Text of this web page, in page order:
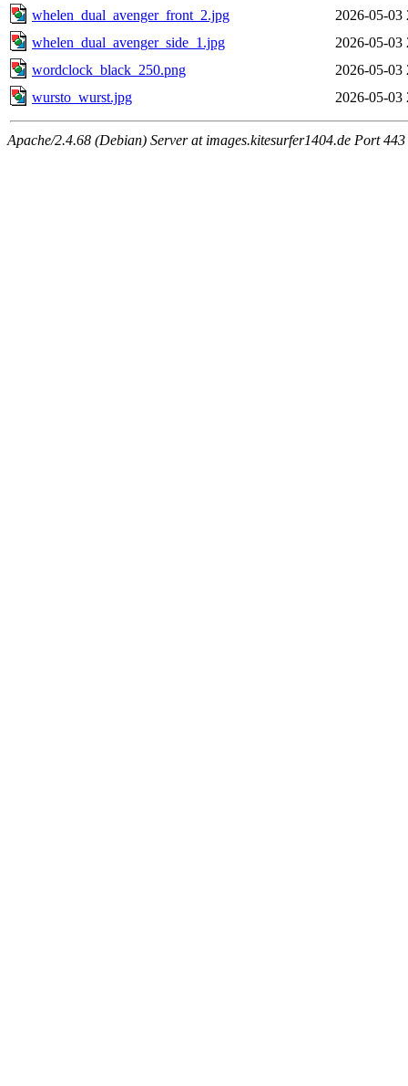
whelen_dual_avenger_front_2.jpg
2026-05-03
whelen_dual_avenger_side_1.jpg
2026-05-03
wordclock_black_250.png
2026-05-03
wursto_wurst.jpg
2026-05-03
Apache/2.4.68 (Debian) Server at images.kitesurfer1404.de Port 443